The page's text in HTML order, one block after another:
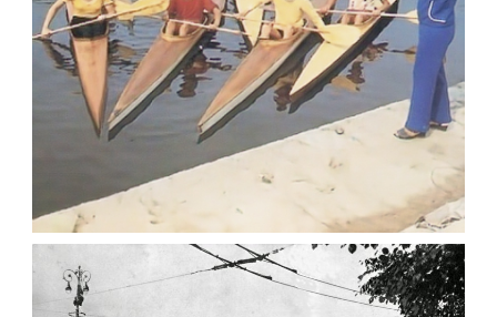
ФОТОГРАФІЇ ЖИТОМИРА 1982-1984 РОКІВ
Фото Житомир (1980-
1990)
Leave a comment